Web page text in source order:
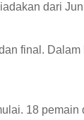
dari
final.
18